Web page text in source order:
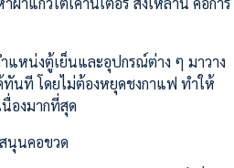
แหน่งตู้เย็นและอุปกรณ์ต่าง ๆ มาวาง
ทันที โดยไม่ต้องหยุดชงกาแฟ ทำให้
นื่องมากที่สุด
นุนคอขวด